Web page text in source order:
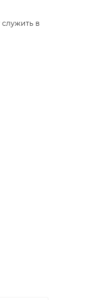
в